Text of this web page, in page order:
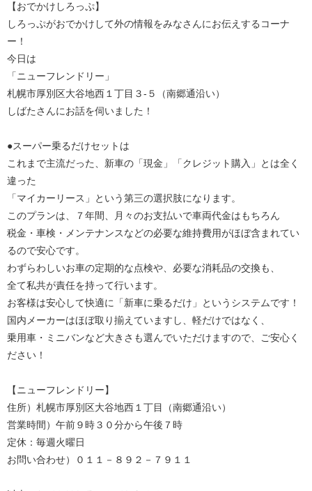
【おでかけしろっぷ】
しろっぷがおでかけして外の情報をみなさんにお伝えするコーナ
ー！
今日は
「ニューフレンドリー」
札幌市厚別区大谷地西１丁目３-５（南郷通沿い）
しばたさんにお話を伺いました！
●スーパー乗るだけセットは
これまで主流だった、新車の「現金」「クレジット購入」とは全く
違った
「マイカーリース」という第三の選択肢になります。
このプランは、７年間、月々のお支払いで車両代金はもちろん
税金・車検・メンテナンスなどの必要な維持費用がほぼ含まれてい
るので安心です。
わずらわしいお車の定期的な点検や、必要な消耗品の交換も、
全て私共が責任を持って行います。
お客様は安心して快適に「新車に乗るだけ」というシステムです！
国内メーカーはほぼ取り揃えていますし、軽だけではなく、
乗用車・ミニバンなど大きさも選んでいただけますので、ご安心く
ださい！
【ニューフレンドリー】
住所）札幌市厚別区大谷地西１丁目（南郷通沿い）
営業時間）午前９時３０分から午後７時
定休：毎週火曜日
お問い合わせ）０１１－８９２－７９１１